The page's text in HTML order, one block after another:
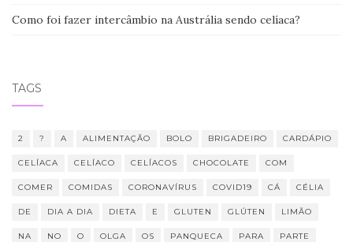
Como foi fazer intercâmbio na Austrália sendo celíaca?
TAGS
2 ? A ALIMENTAÇÃO BOLO BRIGADEIRO CARDÁPIO
CELÍACA CELÍACO CELÍACOS CHOCOLATE COM
COMER COMIDAS CORONAVÍRUS COVID19 CÁ CÉLIA
DE DIA A DIA DIETA E GLUTEN GLÚTEN LIMÃO
NA NO O OLGA OS PANQUECA PARA PARTE